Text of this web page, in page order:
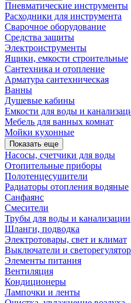
Пневматические инструменты
Расходники для инструмента
Сварочное оборудование
Средства защиты
Электроиструменты
Ящики, емкости строительные
Сантехника и отопление
Арматура сантехническая
Ванны
Душевые кабины
Емкости для воды и
Мебель для ванных комнат
Мойки кухонные
Показать еще
Насосы, счетчики для воды
Отопительные приборы
Полотенцесушители
Радиаторы отопления водяные
Санфаянс
Смесители
Трубы для воды и канализации
Шланги, подводка
Электротовары, свет и климат
Выключатели и
Элементы питания
Вентиляция
Кондиционеры
Лампочки и ленты